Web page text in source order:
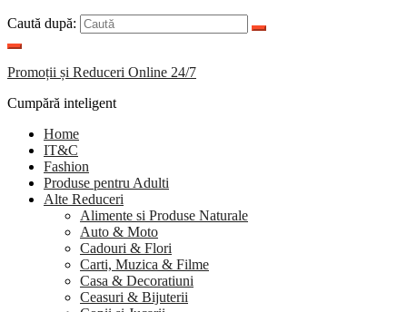
Caută după:
Promoții și Reduceri Online 24/7
Cumpără inteligent
Home
IT&C
Fashion
Produse pentru Adulti
Alte Reduceri
Alimente si Produse Naturale
Auto & Moto
Cadouri & Flori
Carti, Muzica & Filme
Casa & Decoratiuni
Ceasuri & Bijuterii